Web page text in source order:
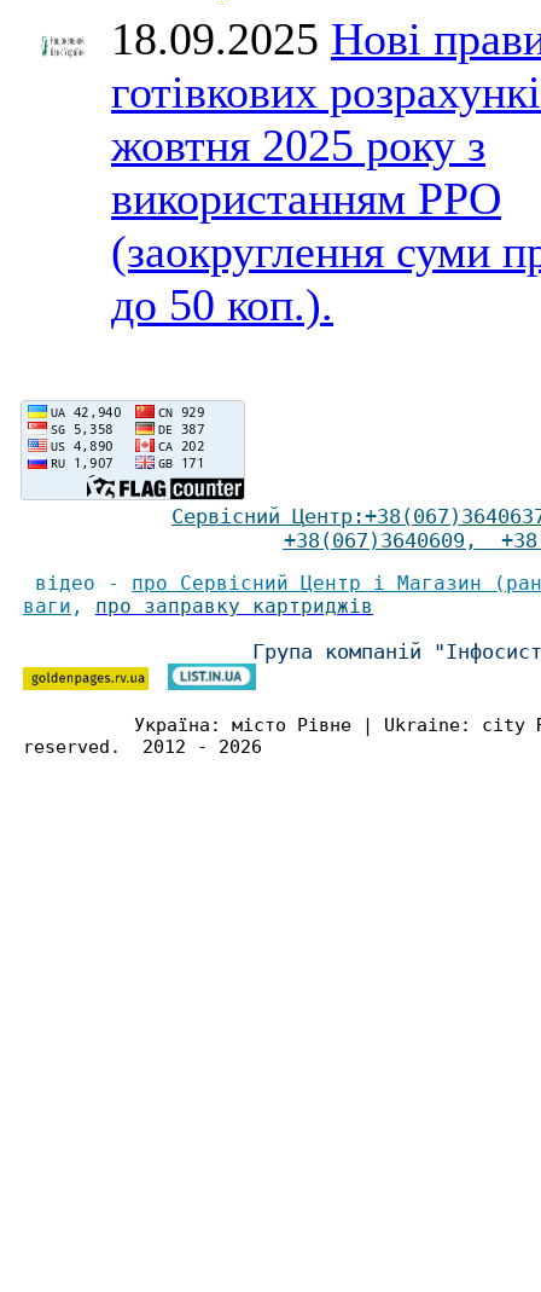
18.09.2025 Нові
готівкових
жовтня 2025 року з
використанням РРО
(заокруглення суми
до 50 коп.).
Сервісний Центр :+38(067)
+38(067)3640609 ,
відео - про Сервісний Центр і Магазин
ваги , про заправку картриджів
Група компаній
Україна: місто Рівне | Ukraine:
reserved. 2012 - 2026